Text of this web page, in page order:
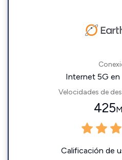
Internet 5G en
Velocidades de
425
Calificación de